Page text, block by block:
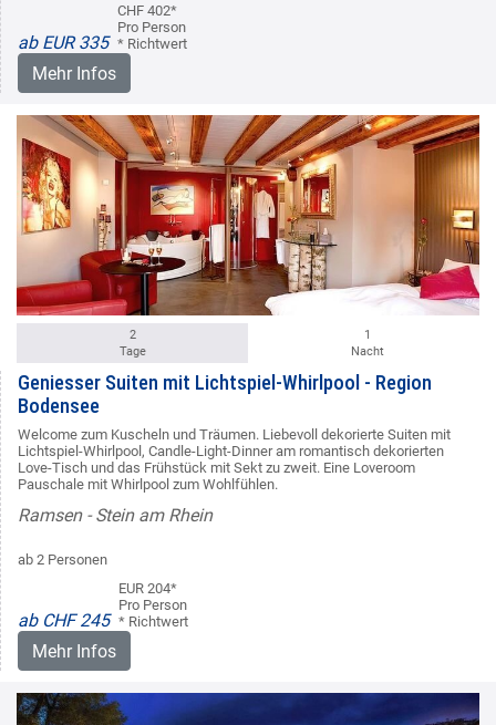
ab EUR 335
CHF 402*
Pro Person
* Richtwert
Mehr Infos
2
Tage
1
Nacht
Geniesser Suiten mit Lichtspiel-Whirlpool - Region
Bodensee
Welcome zum Kuscheln und Träumen. Liebevoll dekorierte Suiten mit
Lichtspiel-Whirlpool, Candle-Light-Dinner am romantisch dekorierten
Love-Tisch und das Frühstück mit Sekt zu zweit. Eine Loveroom
Pauschale mit Whirlpool zum Wohlfühlen.
Ramsen - Stein am Rhein
ab 2 Personen
ab CHF 245
EUR 204*
Pro Person
* Richtwert
Mehr Infos